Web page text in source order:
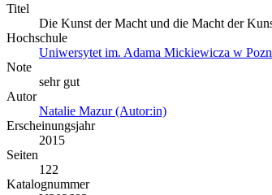
Titel
Die Kunst der Macht und die Macht der
Hochschule
Uniwersytet im. Adama Mickiewicza w
Note
sehr gut
Autor
Natalie Mazur (Autor:in)
Erscheinungsjahr
2015
Seiten
122
Katalognummer